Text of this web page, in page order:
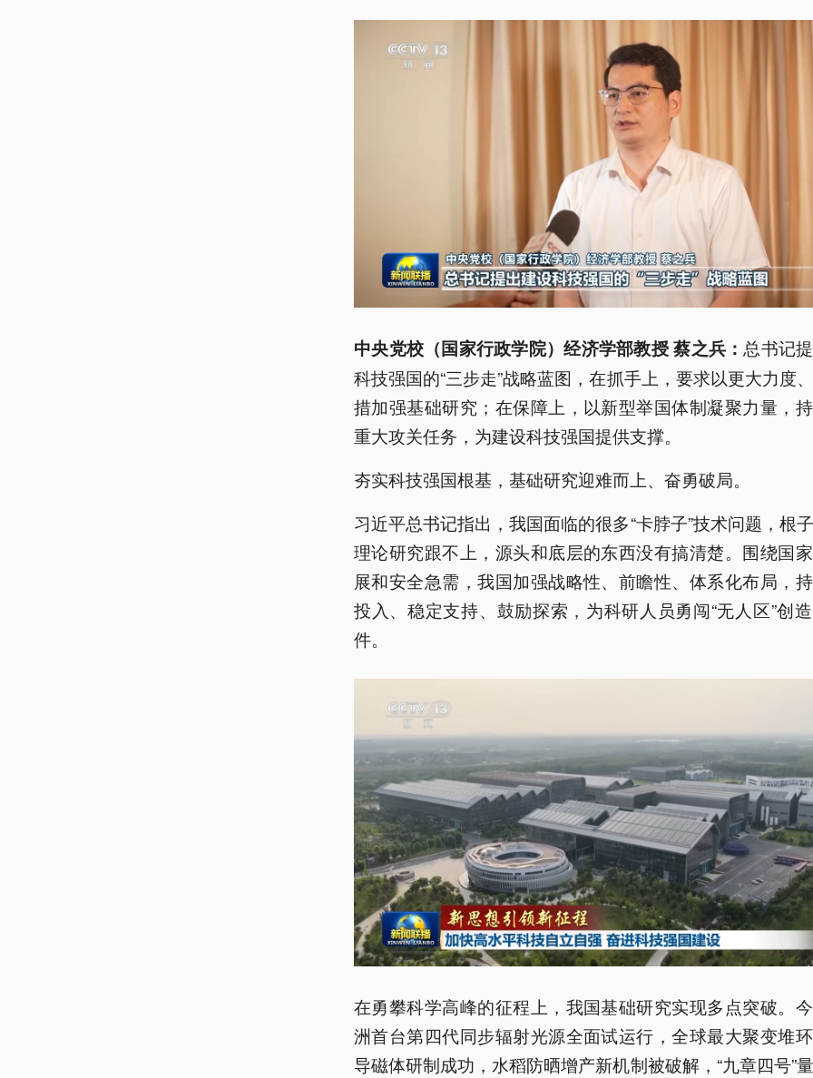
中央党校（国家行政学院）经济学部教授 蔡之兵：总书记
科技强国的“三步走”战略蓝图，在抓手上，要求以更大力度
措加强基础研究；在保障上，以新型举国体制凝聚力量，
重大攻关任务，为建设科技强国提供支撑。
夯实科技强国根基，基础研究迎难而上、奋勇破局。
习近平总书记指出，我国面临的很多“卡脖子”技术问题，根
理论研究跟不上，源头和底层的东西没有搞清楚。围绕国
展和安全急需，我国加强战略性、前瞻性、体系化布局，
投入、稳定支持、鼓励探索，为科研人员勇闯“无人区”创
件。
在勇攀科学高峰的征程上，我国基础研究实现多点突破。
洲首台第四代同步辐射光源全面试运行，全球最大聚变堆
导磁体研制成功，水稻防晒增产新机制被破解，“九章四号”